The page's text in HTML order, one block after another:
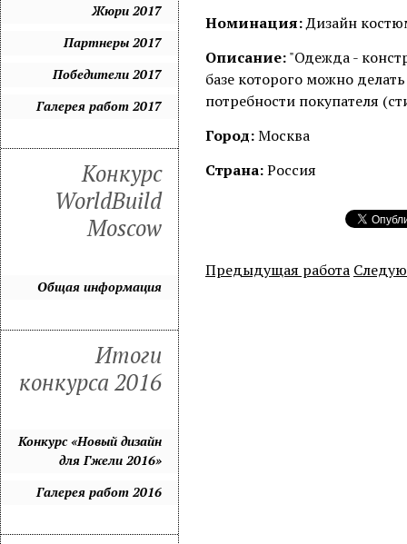
Номинация:Дизайн
Описание:"Одежда -
базе которого можно
потребности покупателя
Город:Москва
Страна:Россия
Предыдущая работа
Жюри 2017
Партнеры 2017
Победители 2017
Галерея работ 2017
Конкурс
WorldBuild
Moscow
Общая информация
Итоги
конкурса 2016
Конкурс «Новый дизайн
для Гжели 2016»
Галерея работ 2016